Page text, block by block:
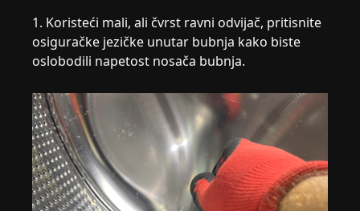
1. Koristeći mali, ali čvrst ravni odvijač, pritisnite
osiguračke jezičke unutar bubnja kako biste
oslobodili napetost nosača bubnja.